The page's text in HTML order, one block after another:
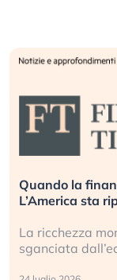
Quando la
L’America sta
La ricchezza
sganciata